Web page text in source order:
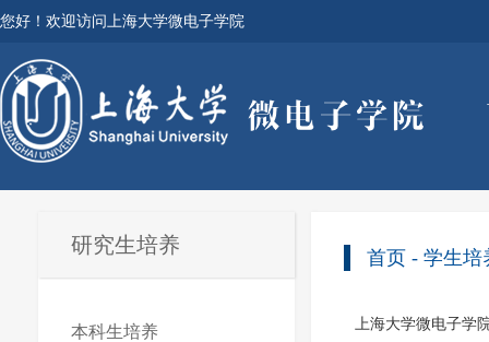
您好！欢迎访问上海大学微电子学院
研究生培养
本科生培养
首页 - 学生培
上海大学微电子学